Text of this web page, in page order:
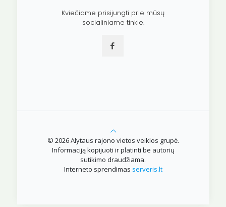
Kviečiame prisijungti prie mūsų
socialiniame tinkle.
© 2026 Alytaus rajono vietos veiklos grupė.
Informaciją kopijuoti ir platinti be autorių
sutikimo draudžiama.
Interneto sprendimas serveris.lt